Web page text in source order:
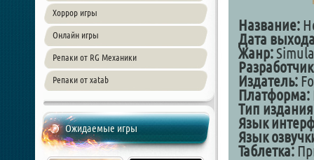
Хоррор игры
Онлайн игры
Репаки от RG Механики
Репаки от xatab
Ожидаемые игры
Название:
Дата
Жанр:
Издатель:
Платформа:
Тип
Язык
Язык
Таблетка: